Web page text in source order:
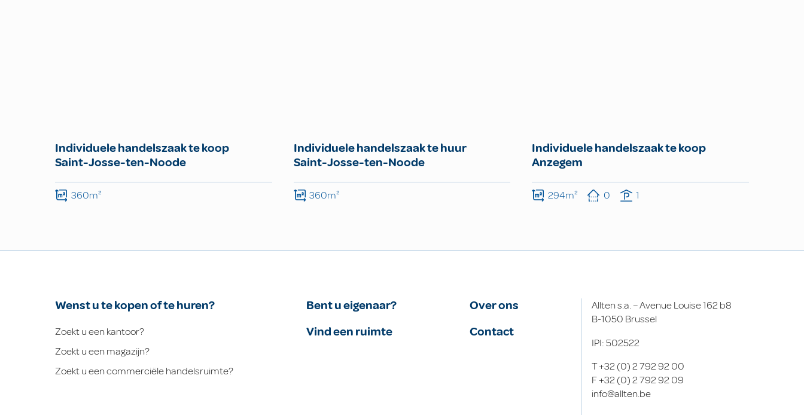
Individuele handelszaak te koop
Saint-Josse-ten-Noode
360m²
Individuele handelszaak te huur
Saint-Josse-ten-Noode
360m²
Individuele handelszaak te koop
Anzegem
294m² 0 1
Wenst u te kopen of te huren?
Zoekt u een kantoor?
Zoekt u een magazijn?
Zoekt u een commerciële handelsruimte?
Bent u eigenaar?
Vind een ruimte
Over ons
Contact
Allten s.a. – Avenue Louise 162 b8
B-1050 Brussel
IPI: 502522
T+32 (0) 2 792 92 00
F+32 (0) 2 792 92 09
info@allten.be